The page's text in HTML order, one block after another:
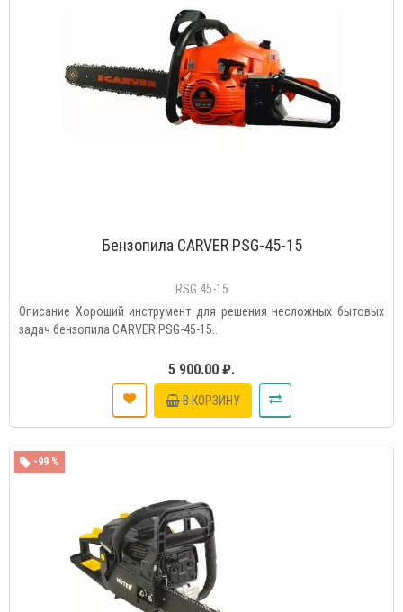
Бензопила CARVER PSG-45-15
RSG 45-15
Описание Хороший инструмент для решения несложных бытовых
задач бензопила CARVER PSG-45-15..
5 900.00 ₽.
В КОРЗИНУ
-99 %